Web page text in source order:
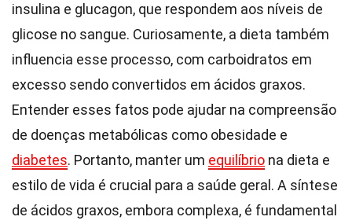
insulina e glucagon, que respondem aos níveis de
glicose no sangue. Curiosamente, a dieta também
influencia esse processo, com carboidratos em
excesso sendo convertidos em ácidos graxos.
Entender esses fatos pode ajudar na compreensão
de doenças metabólicas como obesidade e
diabetes. Portanto, manter um equilíbrio na dieta e
estilo de vida é crucial para a saúde geral. A síntese
de ácidos graxos, embora complexa, é fundamental